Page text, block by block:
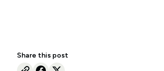
Share this post